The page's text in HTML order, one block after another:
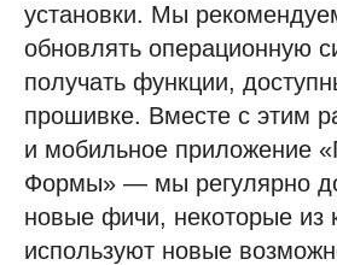
установки. Мы
обновлять операционную
получать функции,
прошивке. Вместе с этим
и мобильное приложение
Формы» — мы регулярно
новые фичи, некоторые из
используют новые